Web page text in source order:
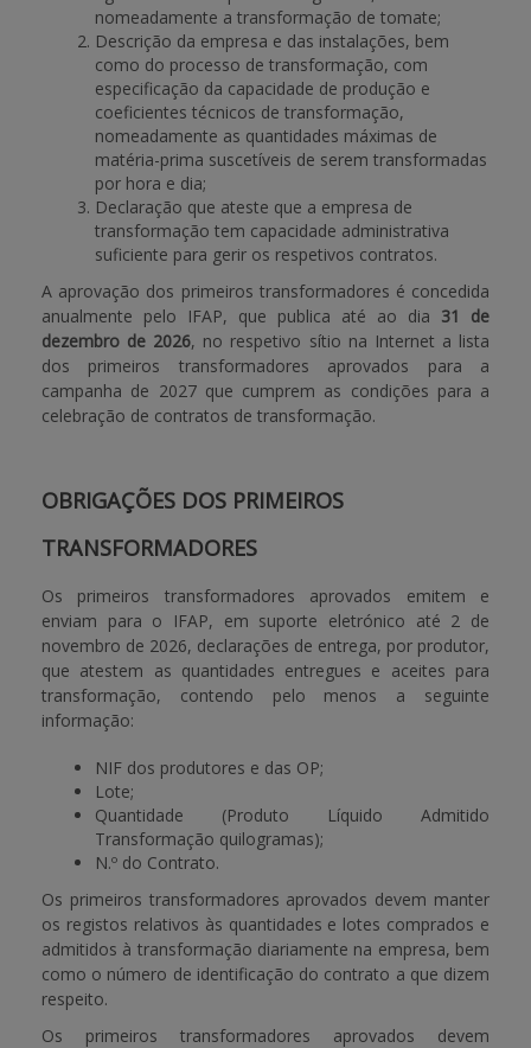
nomeadamente a transformação de tomate;
Descrição da empresa e das instalações, bem
como do processo de transformação, com
especificação da capacidade de produção e
coeficientes técnicos de transformação,
nomeadamente as quantidades máximas de
matéria-prima suscetíveis de serem transformadas
por hora e dia;
Declaração que ateste que a empresa de
transformação tem capacidade administrativa
suficiente para gerir os respetivos contratos.
A aprovação dos primeiros transformadores é concedida
anualmente pelo IFAP, que publica até ao dia 31 de
dezembro de 2026, no respetivo sítio na Internet a lista
dos primeiros transformadores aprovados para a
campanha de 2027 que cumprem as condições para a
celebração de contratos de transformação.
OBRIGAÇÕES DOS PRIMEIROS
TRANSFORMADORES
Os primeiros transformadores aprovados emitem e
enviam para o IFAP, em suporte eletrónico até 2 de
novembro de 2026, declarações de entrega, por produtor,
que atestem as quantidades entregues e aceites para
transformação, contendo pelo menos a seguinte
informação:
NIF dos produtores e das OP;
Lote;
Quantidade (Produto Líquido Admitido
Transformação quilogramas);
N.º do Contrato.
Os primeiros transformadores aprovados devem manter
os registos relativos às quantidades e lotes comprados e
admitidos à transformação diariamente na empresa, bem
como o número de identificação do contrato a que dizem
respeito.
Os primeiros transformadores aprovados devem